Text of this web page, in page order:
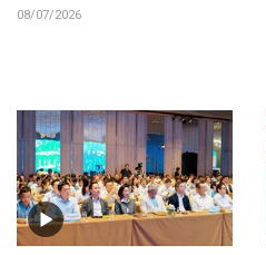
08/07/2026